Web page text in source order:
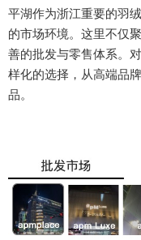
平湖作为浙江重要的羽
的市场环境。这里不仅
善的批发与零售体系。
样化的选择，从高端品
品。